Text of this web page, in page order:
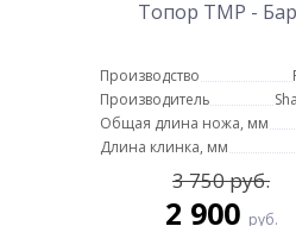
Топор ТМР -
Производство
Производитель
Общая длина ножа, мм
Длина клинка, мм
3 750 руб.
2 900 руб.